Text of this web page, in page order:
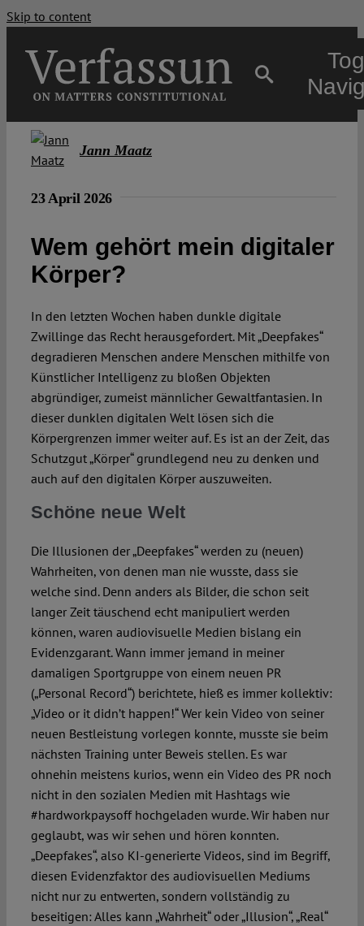
Skip to content
Projects
Authors
Spotlight
Jann Maatz
23 April 2026
Wem gehört mein digitaler
Körper?
In den letzten Wochen haben dunkle digitale
Zwillinge das Recht herausgefordert. Mit „Deepfakes“
degradieren Menschen andere Menschen mithilfe von
Künstlicher Intelligenz zu bloßen Objekten
abgründiger, zumeist männlicher Gewaltfantasien. In
dieser dunklen digitalen Welt lösen sich die
Körpergrenzen immer weiter auf. Es ist an der Zeit, das
Schutzgut „Körper“ grundlegend neu zu denken und
auch auf den digitalen Körper auszuweiten.
Schöne neue Welt
Die Illusionen der „Deepfakes“ werden zu (neuen)
Wahrheiten, von denen man nie wusste, dass sie
welche sind. Denn anders als Bilder, die schon seit
langer Zeit täuschend echt manipuliert werden
können, waren audiovisuelle Medien bislang ein
Evidenzgarant. Wann immer jemand in meiner
damaligen Sportgruppe von einem neuen PR
(„Personal Record“) berichtete, hieß es immer kollektiv:
„Video or it didn’t happen!“ Wer kein Video von seiner
neuen Bestleistung vorlegen konnte, musste sie beim
nächsten Training unter Beweis stellen. Es war
ohnehin meistens kurios, wenn ein Video des PR noch
nicht in den sozialen Medien mit Hashtags wie
#hardworkpaysoff hochgeladen wurde. Wir haben nur
geglaubt, was wir sehen und hören konnten.
„Deepfakes“, also KI-generierte Videos, sind im Begriff,
diesen Evidenzfaktor des audiovisuellen Mediums
nicht nur zu entwerten, sondern vollständig zu
beseitigen: Alles kann „Wahrheit“ oder „Illusion“, „Real“